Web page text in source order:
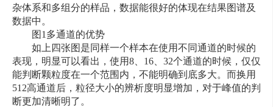
杂体系和多组分的样品，数据能很好的体现在结果图谱及
数据中。
图1多通道的优势
如上四张图是同样一个样本在使用不同通道的时候的
表现，明显可以看出，使用8、16、32个通道的时候，仅仅
能判断颗粒度在一个范围内，不能明确到底多大。而换用
512高通道后，粒径大小的辨析度明显增加，对于峰值的判
断更加清晰明了。